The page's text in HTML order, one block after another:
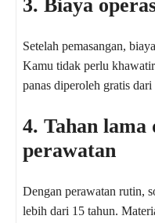
3. Biaya
Setelah pemasangan,
Kamu tidak perlu
panas diperoleh gratis dari
4. Tahan
perawatan
Dengan perawatan rutin,
lebih dari 15 tahun.